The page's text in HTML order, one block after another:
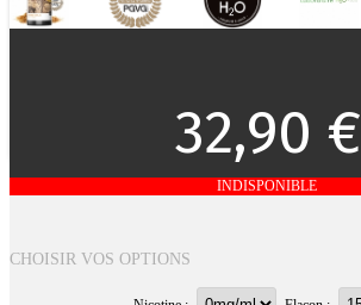
32,90 €
INDISPONIBLE
CHOISIR VOS OPTIONS